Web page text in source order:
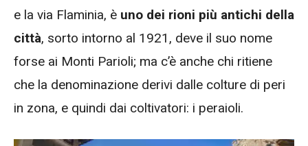
e la via Flaminia, è uno dei rioni più antichi della
città, sorto intorno al 1921, deve il suo nome
forse ai Monti Parioli; ma c’è anche chi ritiene
che la denominazione derivi dalle colture di peri
in zona, e quindi dai coltivatori: i peraioli.